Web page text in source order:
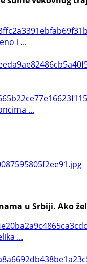
i ...
...
u Srbiji. Ako
...